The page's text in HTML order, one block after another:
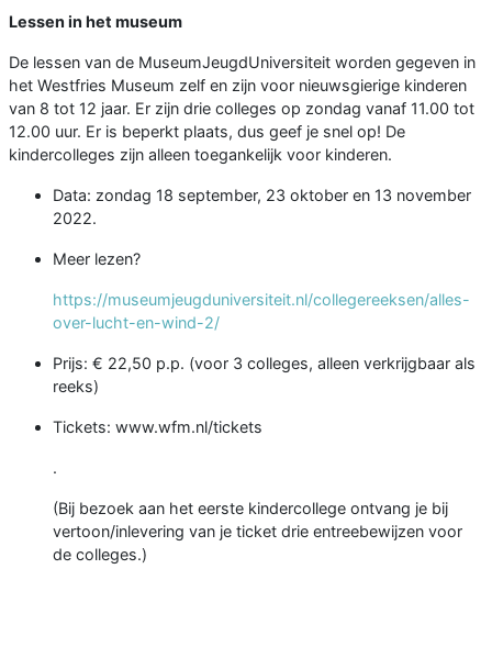
Lessen in het museum
De lessen van de MuseumJeugdUniversiteit worden gegeven in
het Westfries Museum zelf en zijn voor nieuwsgierige kinderen
van 8 tot 12 jaar. Er zijn drie colleges op zondag vanaf 11.00 tot
12.00 uur. Er is beperkt plaats, dus geef je snel op! De
kindercolleges zijn alleen toegankelijk voor kinderen.
Data: zondag 18 september, 23 oktober en 13 november
2022.
Meer lezen?
https://museumjeugduniversiteit.nl/collegereeksen/alles-
over-lucht-en-wind-2/
Prijs: € 22,50 p.p. (voor 3 colleges, alleen verkrijgbaar als
reeks)
Tickets: www.wfm.nl/tickets
.
(Bij bezoek aan het eerste kindercollege ontvang je bij
vertoon/inlevering van je ticket drie entreebewijzen voor
de colleges.)